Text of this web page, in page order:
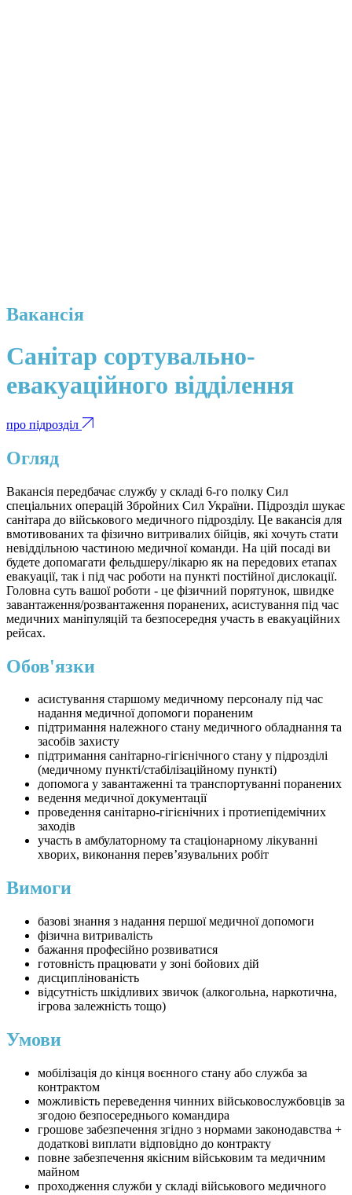
Вакансія
Санітар сортувально-
евакуаційного відділення
про підрозділ
Огляд
Вакансія передбачає службу у складі 6-го полку Сил
спеціальних операцій Збройних Сил України. Підрозділ шукає
санітара до військового медичного підрозділу. Це вакансія для
вмотивованих та фізично витривалих бійців, які хочуть стати
невіддільною частиною медичної команди. На цій посаді ви
будете допомагати фельдшеру/лікарю як на передових етапах
евакуації, так і під час роботи на пункті постійної дислокації.
Головна суть вашої роботи - це фізичний порятунок, швидке
завантаження/розвантаження поранених, асистування під час
медичних маніпуляцій та безпосередня участь в евакуаційних
рейсах.
Обов'язки
асистування старшому медичному персоналу під час
надання медичної допомоги пораненим
підтримання належного стану медичного обладнання та
засобів захисту
підтримання санітарно-гігієнічного стану у підрозділі
(медичному пункті/стабілізаційному пункті)
допомога у завантаженні та транспортуванні поранених
ведення медичної документації
проведення санітарно-гігієнічних і протиепідемічних
заходів
участь в амбулаторному та стаціонарному лікуванні
хворих, виконання перев’язувальних робіт
Вимоги
базові знання з надання першої медичної допомоги
фізична витривалість
бажання професійно розвиватися
готовність працювати у зоні бойових дій
дисциплінованість
відсутність шкідливих звичок (алкогольна, наркотична,
ігрова залежність тощо)
Умови
мобілізація до кінця воєнного стану або служба за
контрактом
можливість переведення чинних військовослужбовців за
згодою безпосереднього командира
грошове забезпечення згідно з нормами законодавства +
додаткові виплати відповідно до контракту
повне забезпечення якісним військовим та медичним
майном
проходження служби у складі військового медичного